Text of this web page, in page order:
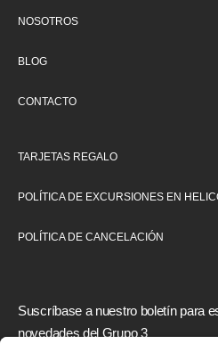
NOSOTROS
BLOG
CONTACTO
TARJETAS REGALO
POLÍTICA DE EXCURSIONES EN
POLÍTICA DE CANCELACIÓN
Suscríbase a nuestro boletín para
novedades del Grupo 3